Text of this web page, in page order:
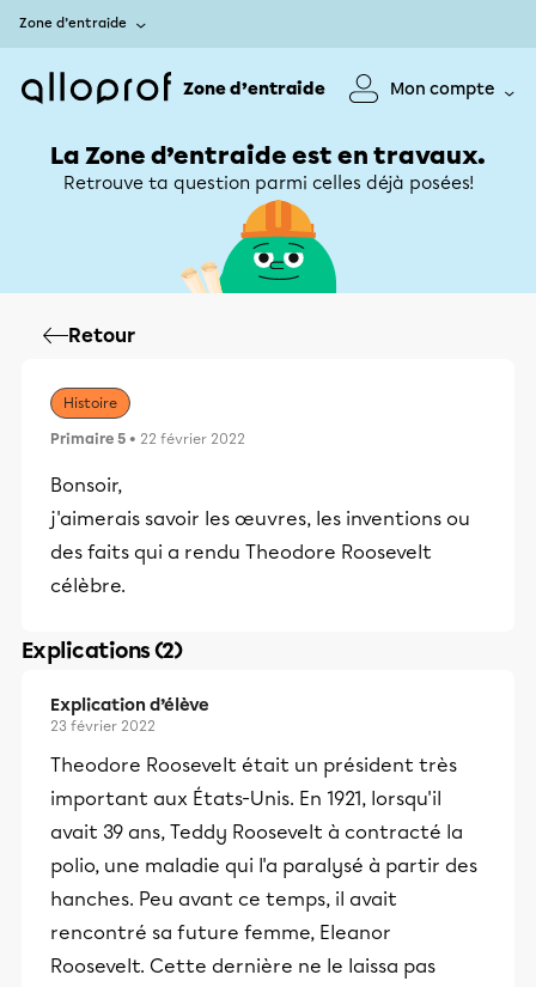
Zone d’entraide
Zone d’entraide Mon compte
La Zone d’entraide est en travaux.
Retrouve ta question parmi celles déjà posées!
Retour
Histoire
Primaire 5 • 22 février 2022
Bonsoir,
j'aimerais savoir les œuvres, les inventions ou
des faits qui a rendu Theodore Roosevelt
célèbre.
Explications (2)
Explication d’élève
23 février 2022
Theodore Roosevelt était un président très
important aux États-Unis. En 1921, lorsqu'il
avait 39 ans, Teddy Roosevelt à contracté la
polio, une maladie qui l'a paralysé à partir des
hanches. Peu avant ce temps, il avait
rencontré sa future femme, Eleanor
Roosevelt. Cette dernière ne le laissa pas